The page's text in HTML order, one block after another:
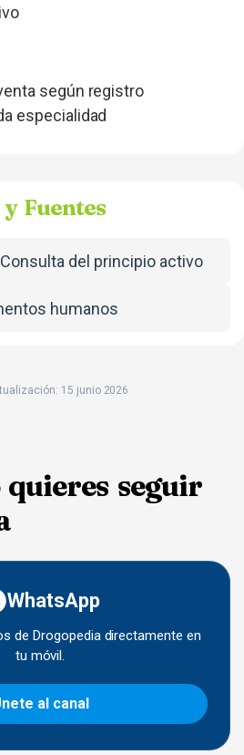
según registro
especialidad
Fuentes
del principio activo
humanos
15 junio 2026
seguir
WhatsApp
de Drogopedia directamente en
tu móvil.
al canal